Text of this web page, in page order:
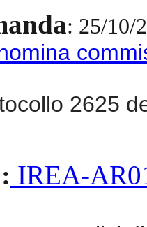
: 25/10/
2625
IREA-